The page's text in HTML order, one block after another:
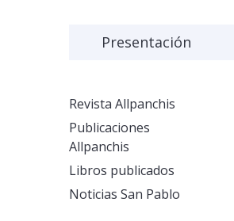
Presentación
Revista Allpanchis
Publicaciones
Allpanchis
Libros publicados
Noticias San Pablo